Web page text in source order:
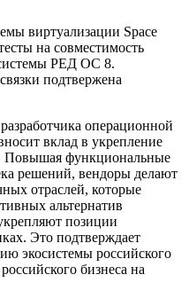
виртуализации Space
на совместимость
РЕД ОС 8.
подтвержена
операционной
вклад в укрепление
Повышая функциональные
решений, вендоры делают
отраслей, которые
альтернатив
позиции
Это подтверждает
экосистемы российского
бизнеса на